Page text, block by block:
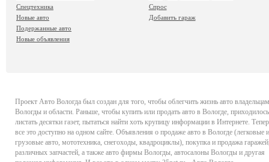
Спецтехника
Новые авто
Подержанные авто
Новые объявления
Спрос
Добавить гараж
Проект Авто Вологда был создан для того, чтобы облегчить жизнь авто владельцам
Вологды и области. Раньше, чтобы купить или продать авто в Вологде, приходилось
листать десятки газет, пытаться найти хоть крупицу информации в Интернете.
все это доступно на одном сайте. Объявления о продаже авто в Вологде (легковые и
грузовые авто, мототехника, снегоходы, квадроциклы), покупка и продажа
различных запчастей, а также авто фирмы Вологды, автосалоны Вологды и другая